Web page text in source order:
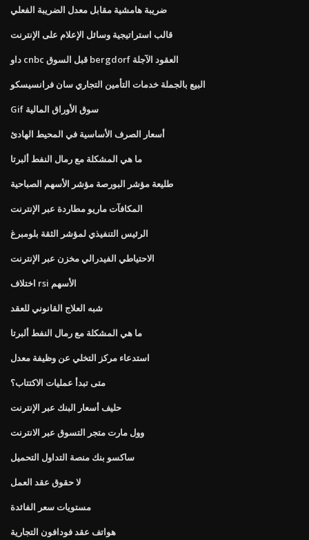
ضريبة هامشية مقابل معدل الضريبة الفعلي
قالب استراتيجية وسائل الإعلام على الإنترنت
داو cnbc قبل السوق bergdorf العقود الآجلة
البيع بالجملة خدمات التأمين التجاري سان فرانسيسكو
Gif سوق الأوراق المالية
أسعار الصرف الأساسية في المحيط الهادئ
ما هي المشكلة مع رمال النفط ألبرتا
طليعة مؤشر البورصة مؤشر الأسهم الصباحية
المكافآت ماريو مطاردة عبر الإنترنت
الرئيس التنفيذي لمؤشر الثقة بلومبرغ
الاحتياطي الفيدرالي مخزن عبر الإنترنت
اختلاف rsi الأسهم
شبه العلاج القانوني للعقد
ما هي المشكلة مع رمال النفط ألبرتا
استدعاء مركز التخلي عن وظيفة معدل
متى تبدأ عمليات الاكتتاب؟
حليف أسعار البنك عبر الإنترنت
وول مارت متجر التسوق عبر الانترنت
ساكسو بنك منصة التداول التحميل
لا حقوق عقد العمل
مستويات سعر الفائدة
هواتف عقد فودافون التجارية